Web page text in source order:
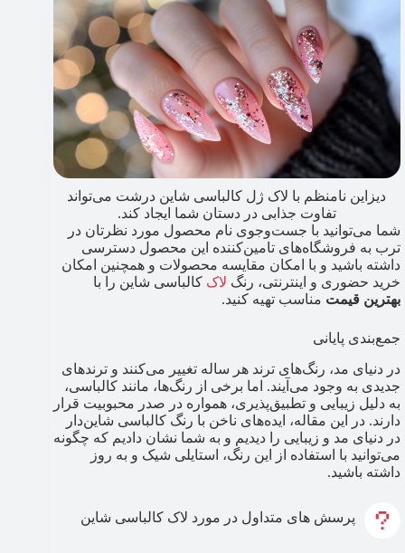
دیزاین نامنظم با لاک ژل کالباسی شاین درشت می‌تواند
تفاوت جذابی در دستان شما ایجاد کند.
شما می‌توانید با جست‌وجوی نام محصول مورد نظرتان در
ترب به فروشگاه‌های تامین‌کننده این محصول دسترسی
داشته باشید و با امکان مقایسه محصولات و همچنین امکان
خرید حضوری و اینترنتی، رنگ لاک کالباسی شاین را با
بهترین قیمت مناسب تهیه کنید.
جمع‌بندی پایانی
در دنیای مد، رنگ‌های ترند هر ساله تغییر می‌کنند و ترندهای
جدیدی به وجود می‌آیند. اما برخی از رنگ‌ها، مانند کالباسی،
به دلیل زیبایی و تطبیق‌پذیری، همواره در صدر محبوبیت قرار
دارند. در این مقاله، ایده‌های ناخن با رنگ کالباسی شاین‌دار
در دنیای مد و زیبایی را دیدیم و به شما نشان دادیم که چگونه
می‌توانید با استفاده از این رنگ، استایلی شیک و به روز
داشته باشید.
پرسش های متداول در مورد لاک کالباسی شاین